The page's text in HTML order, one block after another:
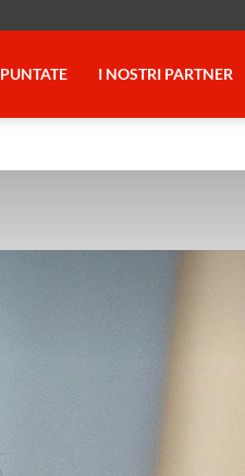
PUNTATE I NOSTRI PARTNER